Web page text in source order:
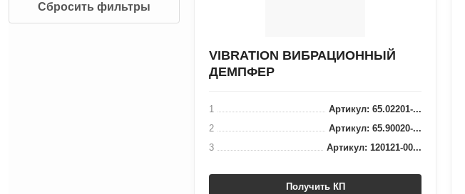
Сбросить фильтры
VIBRATION ВИБРАЦИОННЫЙ
ДЕМПФЕР
1
Артикул: 65.02201-...
2
Артикул: 65.90020-...
3
Артикул: 120121-00...
Получить КП